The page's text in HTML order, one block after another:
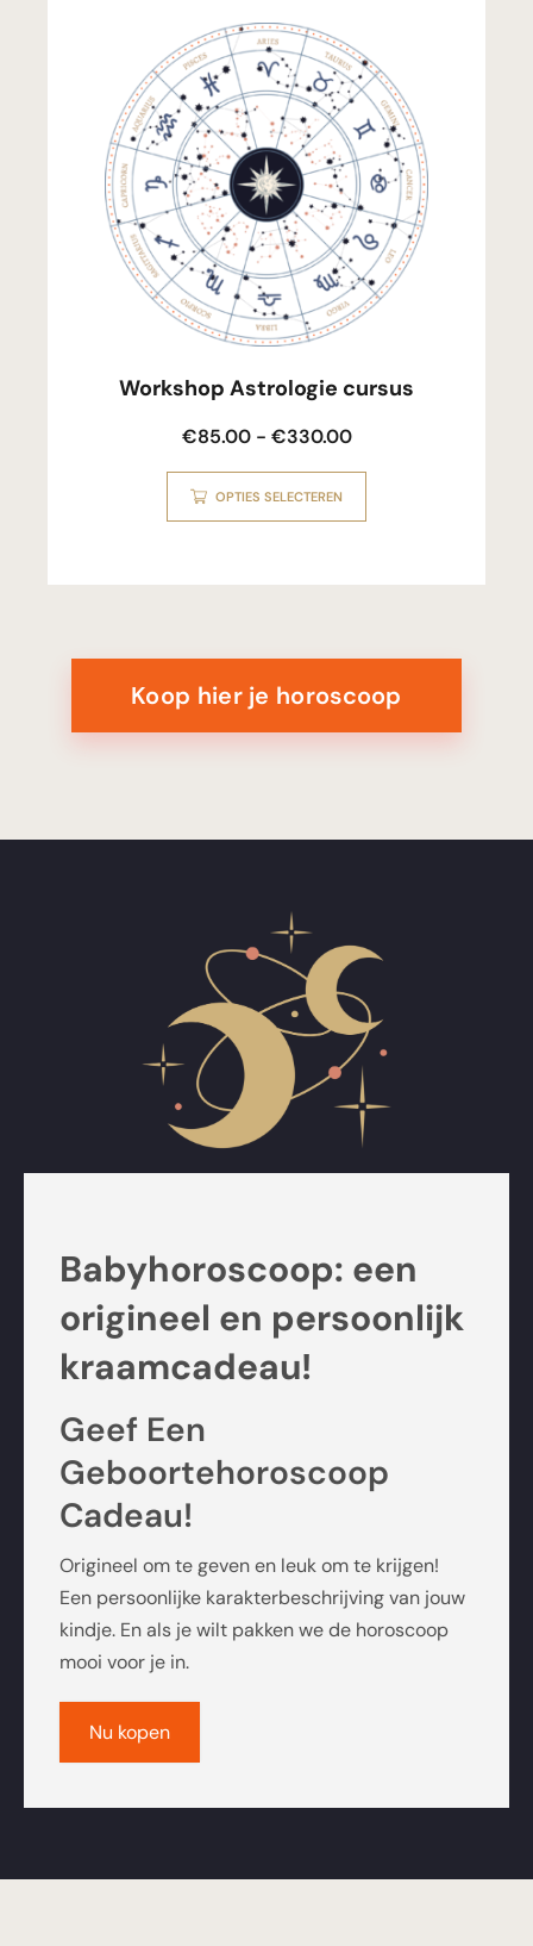
Workshop Astrologie cursus
€85.00 - €330.00
OPTIES SELECTEREN
Koop hier je horoscoop
Babyhoroscoop: een
origineel en persoonlijk
kraamcadeau!
Geef Een
Geboortehoroscoop
Cadeau!
Origineel om te geven en leuk om te krijgen!
Een persoonlijke karakterbeschrijving van jouw
kindje. En als je wilt pakken we de horoscoop
mooi voor je in.
Nu kopen